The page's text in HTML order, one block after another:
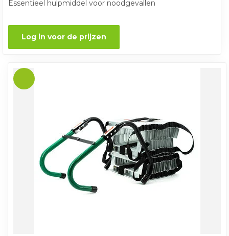
Essentieel hulpmiddel voor noodgevallen
Log in voor de prijzen